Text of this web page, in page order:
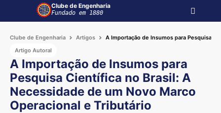
Clube de Engenharia
Fundado em 1880
Clube de Engenharia Artigos
A Importação de Insumos para Pesquisa
Artigo Autoral
A Importação de Insumos para
Pesquisa Científica no Brasil: A
Necessidade de um Novo Marco
Operacional e Tributário